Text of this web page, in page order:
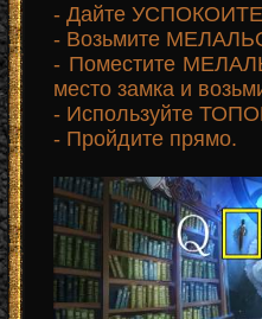
- Дайте
- Возьмите
- Поместите
место замка и
- Используйте
- Пройдите прямо.